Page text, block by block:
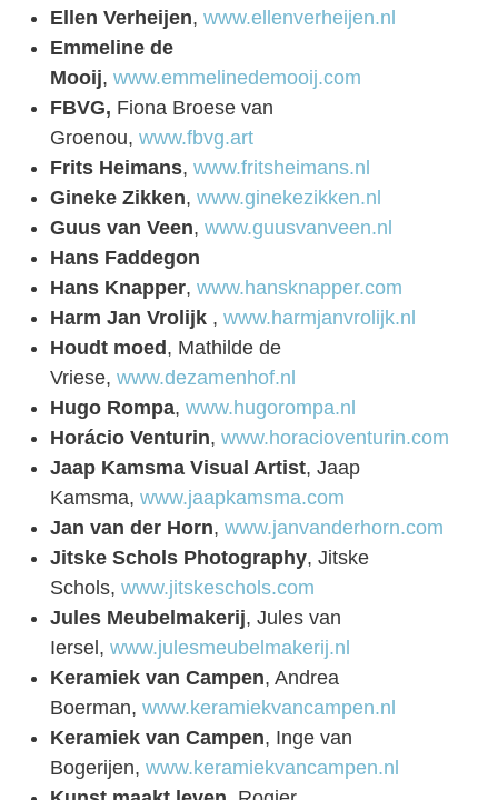
Ellen Verheijen, www.ellenverheijen.nl
Emmeline de
Mooij, www.emmelinedemooij.com
FBVG, Fiona Broese van
Groenou, www.fbvg.art
Frits Heimans, www.fritsheimans.nl
Gineke Zikken, www.ginekezikken.nl
Guus van Veen, www.guusvanveen.nl
Hans Faddegon
Hans Knapper, www.hansknapper.com
Harm Jan Vrolijk , www.harmjanvrolijk.nl
Houdt moed, Mathilde de
Vriese, www.dezamenhof.nl
Hugo Rompa, www.hugorompa.nl
Horácio Venturin, www.horacioventurin.com
Jaap Kamsma Visual Artist, Jaap
Kamsma, www.jaapkamsma.com
Jan van der Horn, www.janvanderhorn.com
Jitske Schols Photography, Jitske
Schols, www.jitskeschols.com
Jules Meubelmakerij, Jules van
Iersel, www.julesmeubelmakerij.nl
Keramiek van Campen, Andrea
Boerman, www.keramiekvancampen.nl
Keramiek van Campen, Inge van
Bogerijen, www.keramiekvancampen.nl